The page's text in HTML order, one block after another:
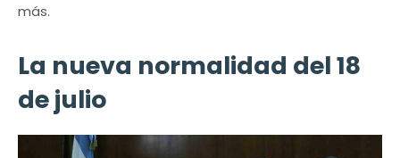
más.
La nueva normalidad del 18
de julio